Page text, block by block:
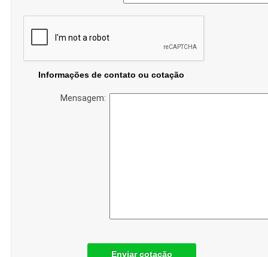
Informações de contato ou cotação
Mensagem:
Enviar cotação